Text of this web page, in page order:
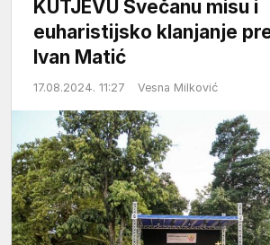
KUTJEVU Svečanu misu i
euharistijsko klanjanje
Ivan Matić
17.08.2024. 11:27 Vesna Milković